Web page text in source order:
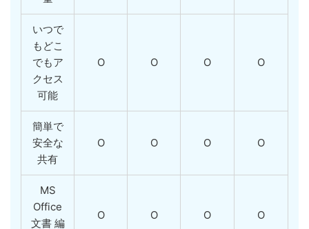
いつで
もどこ
でもア
クセス
可能
O O O O
簡単で
安全な
共有
O O O O
MS
Office
文書 編
O O O O